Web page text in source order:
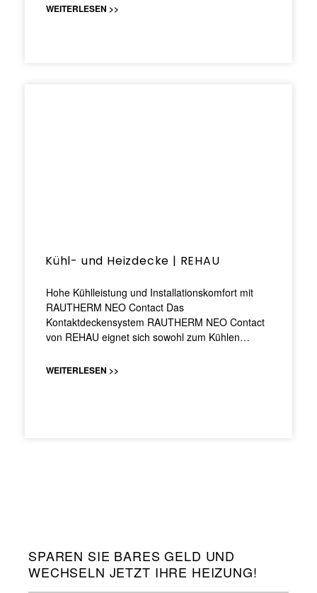
WEITERLESEN >>
Kühl- und Heizdecke | REHAU
Hohe Kühlleistung und Installationskomfort mit
RAUTHERM NEO Contact Das
Kontaktdeckensystem RAUTHERM NEO Contact
von REHAU eignet sich sowohl zum Kühlen…
WEITERLESEN >>
SPAREN SIE BARES GELD UND
WECHSELN JETZT IHRE HEIZUNG!